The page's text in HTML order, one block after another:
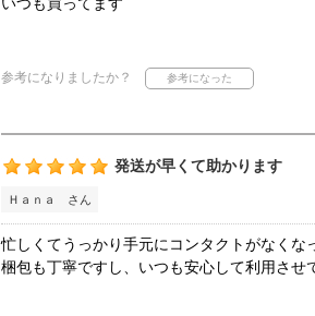
参考になりましたか？
発送が早くて助かります
Ｈａｎａ さん
忙しくてうっかり手元にコンタクトがなくな
梱包も丁寧ですし、いつも安心して利用させ